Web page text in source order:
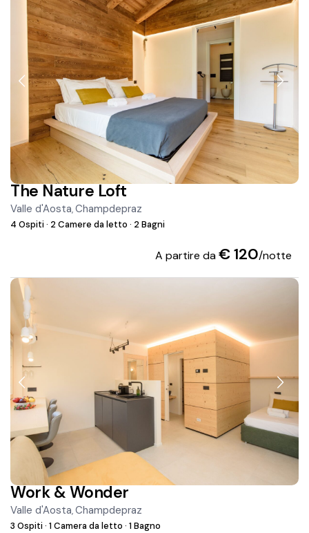
The Nature Loft
Valle d'Aosta,Champdepraz
4 Ospiti· 2 Camere da letto· 2 Bagni
A partire da€ 120/notte
Work & Wonder
Valle d'Aosta,Champdepraz
3 Ospiti· 1 Camera da letto· 1 Bagno